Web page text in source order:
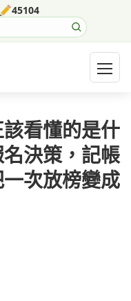
45104
開啟
看懂的是什
決策，記帳
次放榜變成